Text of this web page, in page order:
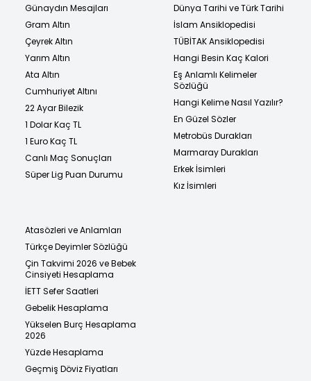
Günaydın Mesajları
Gram Altın
Çeyrek Altın
Yarım Altın
Ata Altın
Cumhuriyet Altını
22 Ayar Bilezik
1 Dolar Kaç TL
1 Euro Kaç TL
Canlı Maç Sonuçları
Süper Lig Puan Durumu
Dünya Tarihi ve Türk Tarihi
İslam Ansiklopedisi
TÜBİTAK Ansiklopedisi
Hangi Besin Kaç Kalori
Eş Anlamlı Kelimeler
Sözlüğü
Hangi Kelime Nasıl Yazılır?
En Güzel Sözler
Metrobüs Durakları
Marmaray Durakları
Erkek İsimleri
Kız İsimleri
Atasözleri ve Anlamları
Türkçe Deyimler Sözlüğü
Çin Takvimi 2026 ve Bebek
Cinsiyeti Hesaplama
İETT Sefer Saatleri
Gebelik Hesaplama
Yükselen Burç Hesaplama
2026
Yüzde Hesaplama
Geçmiş Döviz Fiyatları